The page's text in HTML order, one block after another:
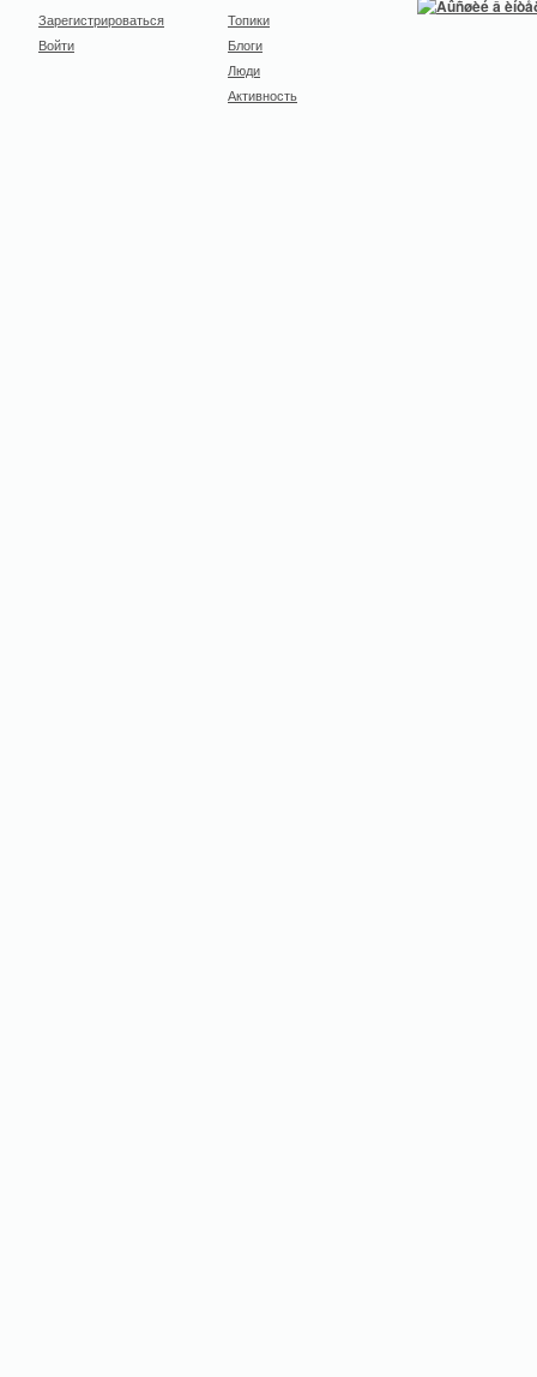
Зарегистрироваться
Войти
Топики
Блоги
Люди
Активность